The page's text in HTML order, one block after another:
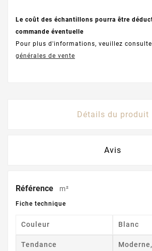
Le coût des échantillons pourra être
commande éventuelle
Pour plus d'informations, veuillez
générales de vente
Détails du produit
Avis
Référence m²
Fiche technique
Couleur Blanc
Tendance